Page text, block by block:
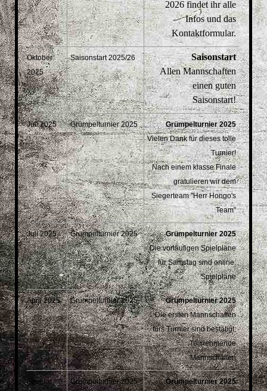
2026 findet ihr alle
Infos und das
Kontaktformular.
Oktober
2025
Saisonstart 2025/26
Saisonstart
Allen Mannschaften
einen guten
Saisonstart!
Juli 2025 Grümpelturnier 2025
Grümpelturnier 2025
Vielen Dank für dieses tolle
Turnier!
Nach einem klasse Finale
gratulieren wir dem
Siegerteam "Herr Hongo's
Team"
Juli 2025 Grümpelturnier 2025
Grümpelturnier 2025
Die vorläufigen Spielpläne
für Samstag sind online:
Spielpläne
April 2025 Grümpelturnier 2025
Grümpelturnier 2025
Die ersten Mannschaften
fürs Turnier sind bestätigt:
Teilnehmende
Mannschaften
Februar
Grümpelturnier 2025
Grümpelturnier 2025